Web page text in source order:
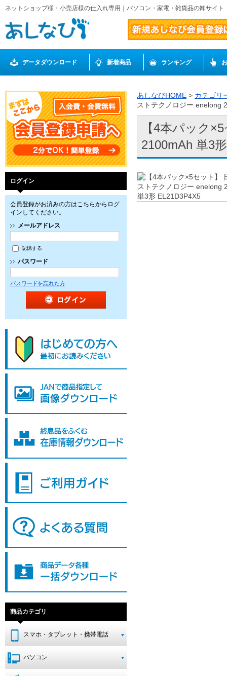
ネットショップ様・小売店様の仕入れ専用｜パソコン・家電・雑貨品の卸サイ
データダウンロード 新着商品 ランキング
ログイン
会員登録がお済みの方はこちらからログ
インしてください。
メールアドレス
記憶する
パスワード
パスワードを忘れた方
商品カテゴリ
スマホ・タブレット・携帯電話
パソコン
あしなびHOME > カテゴリ
ストテクノロジー enelong
【4本パック
2100mAh 単3